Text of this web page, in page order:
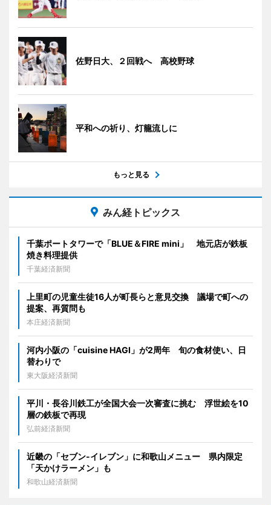
佐野日大、２回戦へ 高校野球
平和への祈り、灯籠流しに
もっと見る
みん経トピックス
千葉ポートタワーで「BLUE＆FIRE mini」 地元店が鉄板
焼き料理提供
千葉経済新聞
上里町の児童生徒16人が町長らと意見交換 議場で町への
提案、再質問も
本庄経済新聞
河内小阪の「cuisine HAGI」が2周年 旬の食材使い、日
替わりで
東大阪経済新聞
平川・長谷川鉄工が全国大会一次審査に挑む 浮世絵を10
層の鉄板で再現
弘前経済新聞
近畿の「セブン-イレブン」に和歌山メニュー 県内限定
「天かけラーメン」も
和歌山経済新聞